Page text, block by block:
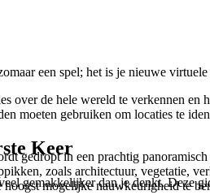
een spel; het is je nieuwe
over de hele wereld te verkennen
moeten gebruiken om locaties te
gedropt in een prachtig
zoals architectuur, vegetatie,
mogelijke nauwkeurigheid te
Keer
gemakkelijker dan je denkt. Deze